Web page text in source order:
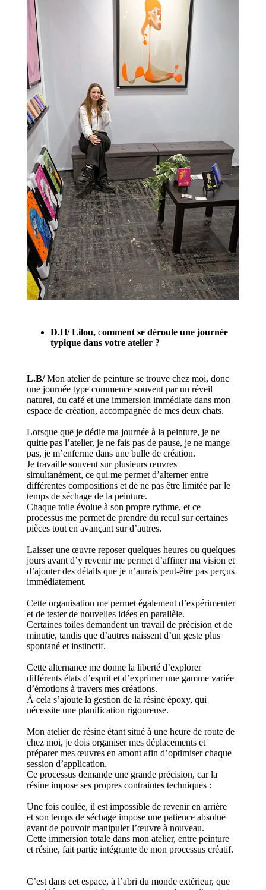
D.H/Lilou,comment se déroule une journée
typique dans votre atelier ?
L.B/Mon atelier de peinture se trouve chez moi, donc
une journée type commence souvent par un réveil
naturel, du café et une immersion immédiate dans mon
espace de création, accompagnée de mes deux chats.
Lorsque que je dédie ma journée à la peinture, je ne
quitte pas l’atelier, je ne fais pas de pause, je ne mange
pas, je m’enferme dans une bulle de création.
Je travaille souvent sur plusieurs œuvres
simultanément, ce qui me permet d’alterner entre
différentes compositions et de ne pas être limitée par le
temps de séchage de la peinture.
Chaque toile évolue à son propre rythme, et ce
processus me permet de prendre du recul sur certaines
pièces tout en avançant sur d’autres.
Laisser une œuvre reposer quelques heures ou quelques
jours avant d’y revenir me permet d’affiner ma vision et
d’ajouter des détails que je n’aurais peut-être pas perçus
immédiatement.
Cette organisation me permet également d’expérimenter
et de tester de nouvelles idées en parallèle.
Certaines toiles demandent un travail de précision et de
minutie, tandis que d’autres naissent d’un geste plus
spontané et instinctif.
Cette alternance me donne la liberté d’explorer
différents états d’esprit et d’exprimer une gamme variée
d’émotions à travers mes créations.
À cela s’ajoute la gestion de la résine époxy, qui
nécessite une planification rigoureuse.
Mon atelier de résine étant situé à une heure de route de
chez moi, je dois organiser mes déplacements et
préparer mes œuvres en amont afin d’optimiser chaque
session d’application.
Ce processus demande une grande précision, car la
résine impose ses propres contraintes techniques :
Une fois coulée, il est impossible de revenir en arrière
et son temps de séchage impose une patience absolue
avant de pouvoir manipuler l’œuvre à nouveau.
Cette immersion totale dans mon atelier, entre peinture
et résine, fait partie intégrante de mon processus créatif.
C’est dans cet espace, à l’abri du monde extérieur, que